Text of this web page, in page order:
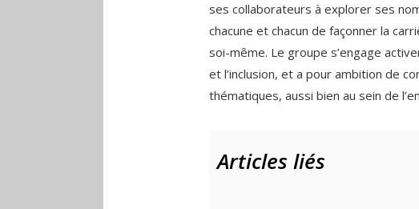
ses collaborateurs à explorer ses
chacune et chacun de façonner la
soi-même. Le groupe s’engage
et l’inclusion, et a pour ambition de
thématiques, aussi bien au sein de
Articles liés